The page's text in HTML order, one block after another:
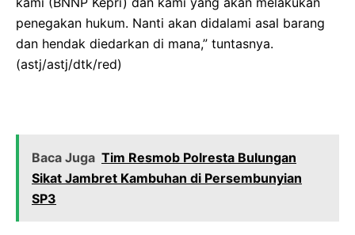
penegakan hukum. Nanti akan didalami asal barang
dan hendak diedarkan di mana,” tuntasnya.
(astj/astj/dtk/red)
Baca Juga ‎Tim Resmob Polresta Bulungan
Sikat Jambret Kambuhan di Persembunyian
SP3